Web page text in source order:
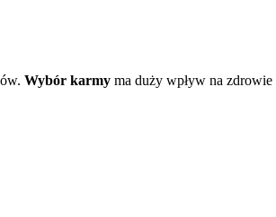
Wybór karmy ma duży wpływ na